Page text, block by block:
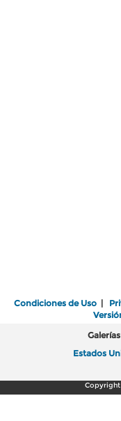
Condiciones de Uso |
Estados